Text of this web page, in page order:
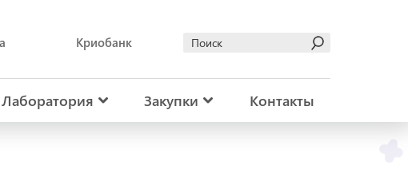
Криобанк
Лаборатория Закупки Контакты